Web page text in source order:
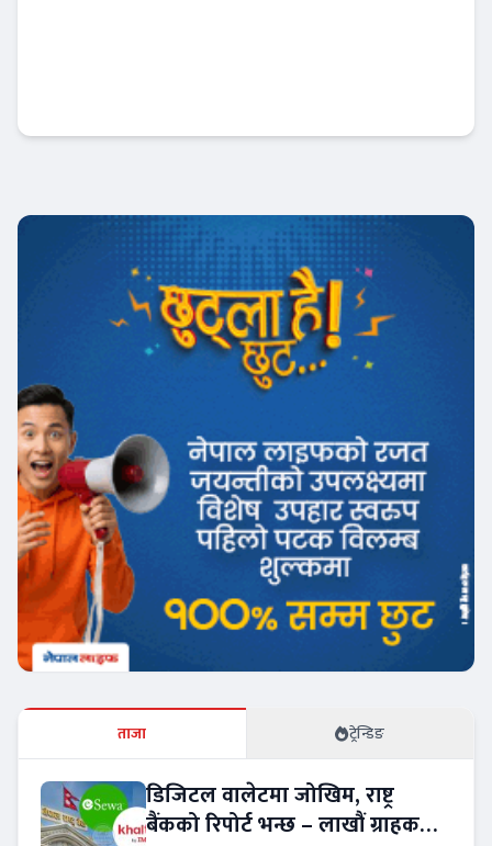
ताजा ट्रेन्डिङ
डिजिटल वालेटमा जोखिम, राष्ट्र
बैंकको रिपोर्ट भन्छ – लाखौं ग्राहकको